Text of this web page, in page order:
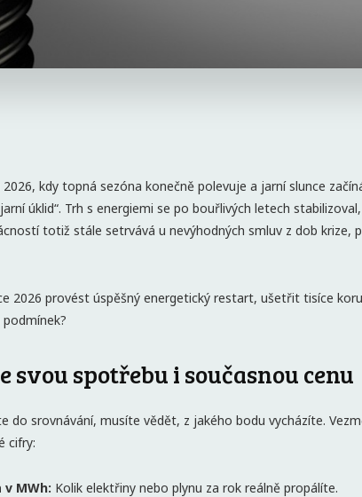
2026, kdy topná sezóna konečně polevuje a jarní slunce
úklid“. Trh s energiemi se po bouřlivých letech
totiž stále setrvává u nevýhodných smluv z dob krize,
2026 provést úspěšný energetický restart, ušetřit tisíce
svou spotřebu i současnou cenu
do srovnávání, musíte vědět, z jakého bodu vycházíte.
cifry:
v MWh: Kolik elektřiny nebo plynu za rok reálně propálíte.